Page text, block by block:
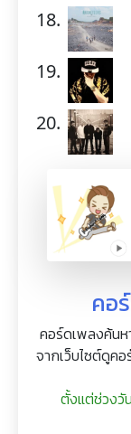
18.
19.
20.
คอ
คอร์ดเพลงค้นห
จากเว็บไซต์ดูค
ตั้งแต่ช่วง